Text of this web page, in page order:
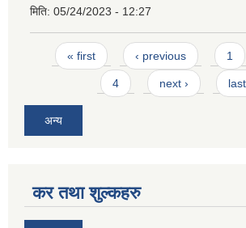
मिति: 05/24/2023 - 12:27
Pages
« first ‹ previous 1
4 next ›
अन्य
कर तथा शुल्कहरु